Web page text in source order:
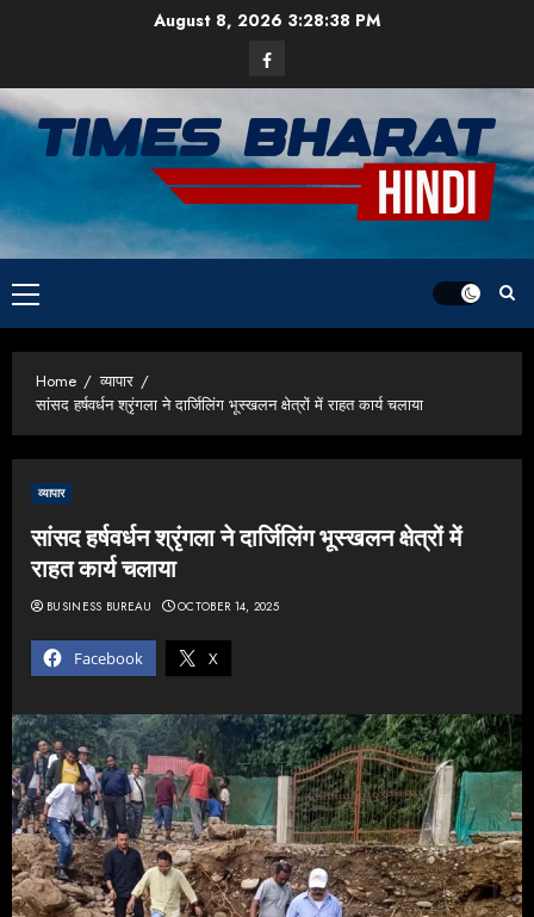
August 8, 2026 3:28:39 PM
Facebook
Primary
Menu
Home
व्यापार
सांसद हर्षवर्धन श्रृंगला ने दार्जिलिंग भूस्खलन क्षेत्रों में राहत कार्य चलाया
व्यापार
सांसद हर्षवर्धन श्रृंगला ने दार्जिलिंग भूस्खलन क्षेत्रों में
राहत कार्य चलाया
Facebook X
BUSINESS BUREAU OCTOBER 14, 2025